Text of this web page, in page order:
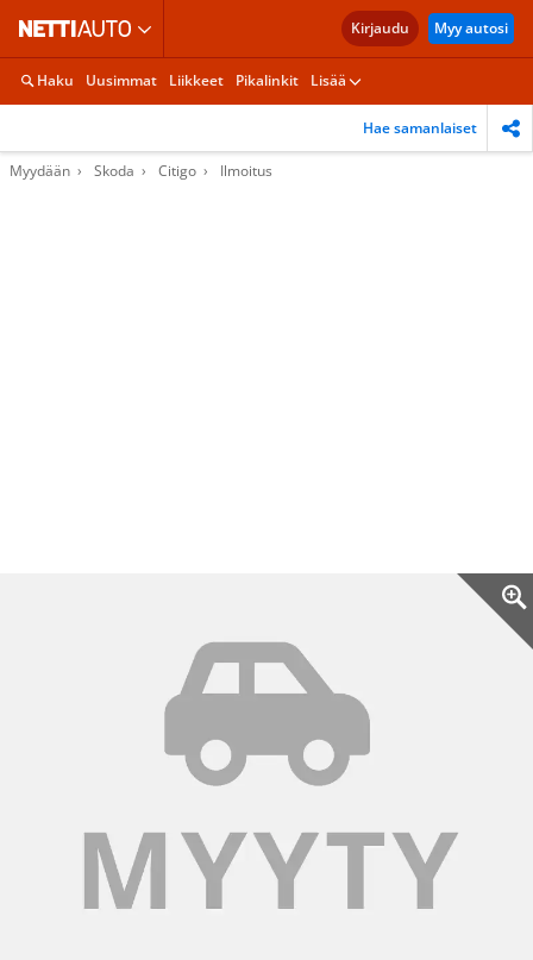
Kirjaudu Myy autosi
Haku Uusimmat Liikkeet Pikalinkit Lisää
Hae samanlaiset
Myydään Skoda Citigo Ilmoitus